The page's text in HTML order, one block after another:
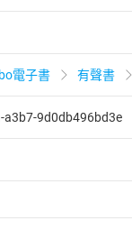
電子書 有聲書
a3b7-9d0db496bd3e